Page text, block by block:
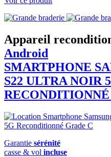
Appareil
Android
SMARTPHONE
S22 ULTRA NOIR
Garantie sérénité
casse & vol incluse